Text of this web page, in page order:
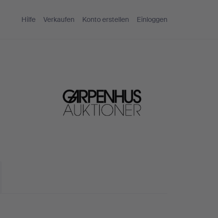
Hilfe Verkaufen Konto erstellen Einloggen